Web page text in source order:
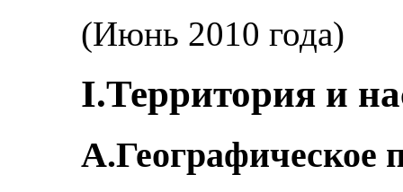
(Июнь 2010 года)
I.Территория и
А.Географическое